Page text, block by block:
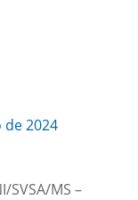
de 2024
SVSA/MS –